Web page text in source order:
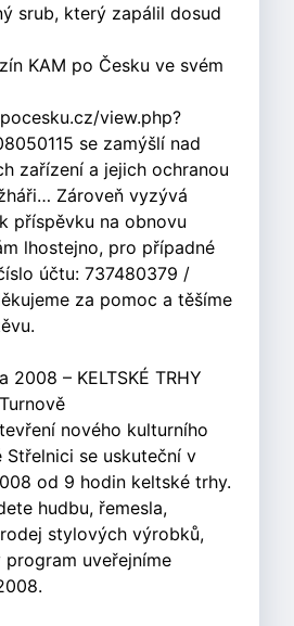
srub, který zapálil dosud
KAM po Česku ve svém
view.php?
se zamýšlí nad
zařízení a jejich ochranou
Zároveň vyzývá
příspěvku na obnovu
lhostejno, pro případné
účtu: 737480379 /
za pomoc a těšíme
2008 – KELTSKÉ TRHY
nového kulturního
Střelnici se uskuteční v
od 9 hodin keltské trhy.
hudbu, řemesla,
stylových výrobků,
uveřejníme